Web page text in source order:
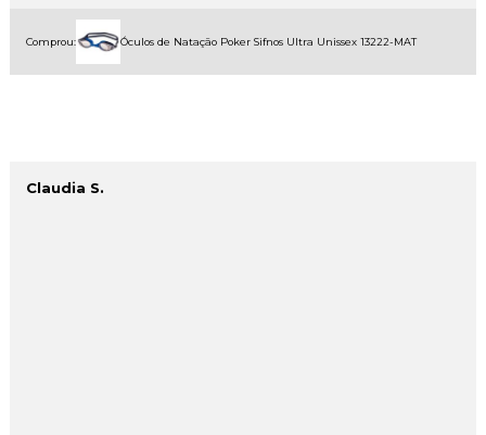
Comprou: Óculos de Natação Poker Sifnos Ultra Unissex 13222-MAT
Claudia S.